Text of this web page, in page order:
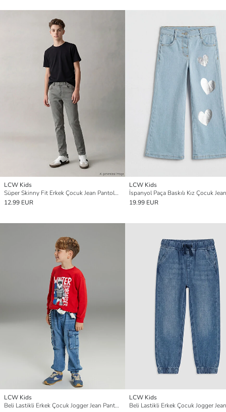
LCW Kids
Süper Skinny Fit Erkek Çocuk Jean Pantolon
12.99 EUR
LCW Kids
19.99 EUR
LCW Kids
Beli Lastikli Erkek Çocuk Jogger Jean Pantolon
LCW Kids